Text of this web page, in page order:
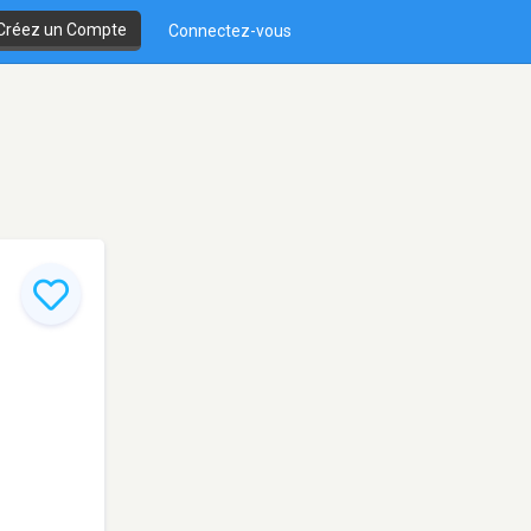
un Compte Connectez-vous